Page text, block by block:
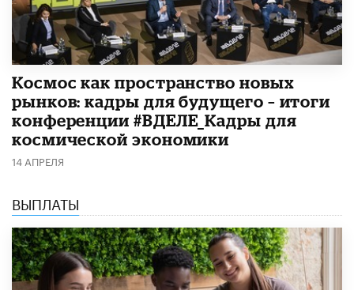
Космос как пространство новых
рынков: кадры для будущего – итоги
конференции #ВДЕЛЕ_Кадры для
космической экономики
14 АПРЕЛЯ
ВЫПЛАТЫ